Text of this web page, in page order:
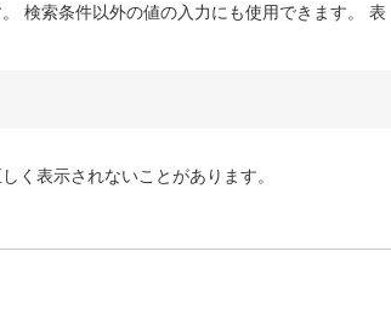
検索条件以外の値の入力にも使用できます。 表
く表示されないことがあります。